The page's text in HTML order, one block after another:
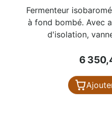
Fermenteur
à fond bombé. Avec
d'isolation,
Prix
6